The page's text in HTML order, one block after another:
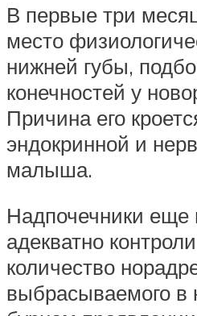
В первые три
место
нижней губы,
конечностей у
Причина его
эндокринной и
малыша.
Надпочечники еще
адекватно
количество
выбрасываемого в